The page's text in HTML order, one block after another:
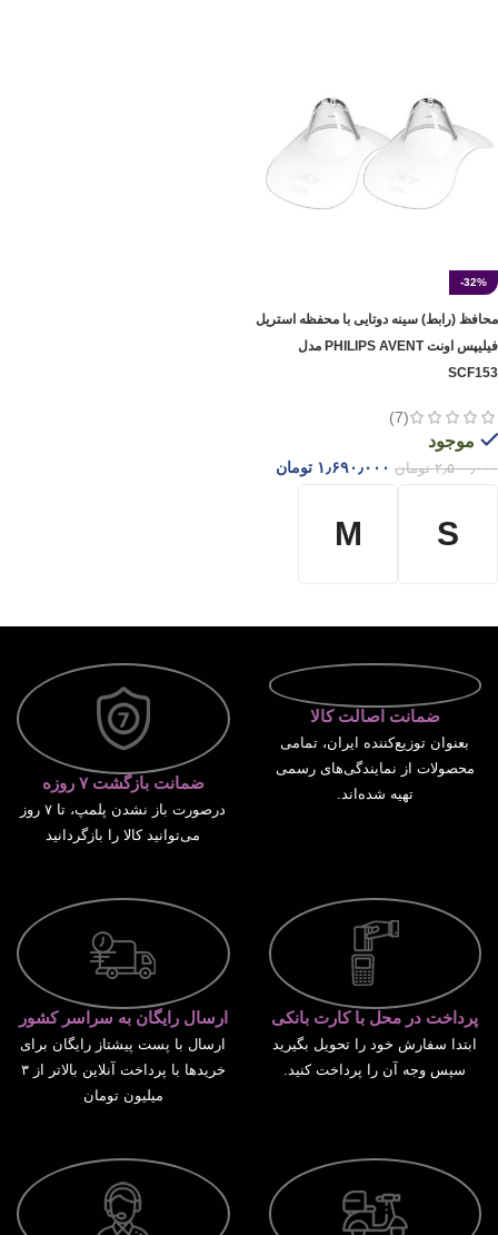
-32%
محافظ (رابط) سینه دوتایی با محفظه استریل
فیلیپس اونت PHILIPS AVENT مدل
SCF153
(7)
موجود
۲٫۵۰۰٫۰۰۰ تومان ۱٫۶۹۰٫۰۰۰ تومان
S
M
ضمانت اصالت کالا
بعنوان توزیع‌کننده ایران، تمامی
محصولات از نمایندگی‌های رسمی
تهیه شده‌اند.
ضمانت بازگشت ۷ روزه
درصورت باز نشدن پلمپ، تا ۷ روز
می‌توانید کالا را بازگردانید
پرداخت در محل با کارت بانکی
ابتدا سفارش خود را تحویل بگیرید
سپس وجه آن را پرداخت کنید.
ارسال رایگان به سراسر کشور
ارسال با پست پیشتاز رایگان برای
خریدها با پرداخت آنلاین بالاتر از ۳
میلیون تومان